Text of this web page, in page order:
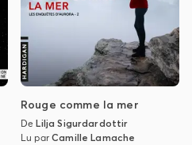
Rouge comme la mer
DeLilja Sigurdardottir
Lu parCamille Lamache